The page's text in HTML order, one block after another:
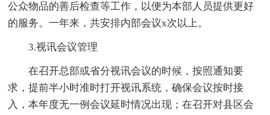
公众物品的善后检查等工作，以便为本部人员提供更好
的服务。一年来，共安排内部会议x次以上。
3.视讯会议管理
在召开总部或省分视讯会议的时候，按照通知要
求，提前半小时准时打开视讯系统，确保会议按时接
入，本年度无一例会议延时情况出现；在召开对县区会